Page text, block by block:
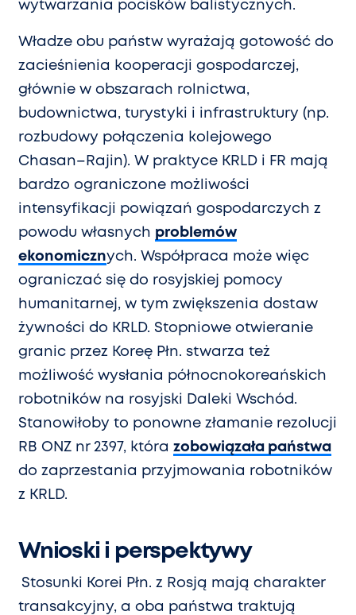
wytwarzania pocisków balistycznych.
Władze obu państw wyrażają gotowość do
zacieśnienia kooperacji gospodarczej,
głównie w obszarach rolnictwa,
budownictwa, turystyki i infrastruktury (np.
rozbudowy połączenia kolejowego
Chasan–Rajin). W praktyce KRLD i FR mają
bardzo ograniczone możliwości
intensyfikacji powiązań gospodarczych z
powodu własnych problemów
ekonomicznych. Współpraca może więc
ograniczać się do rosyjskiej pomocy
humanitarnej, w tym zwiększenia dostaw
żywności do KRLD. Stopniowe otwieranie
granic przez Koreę Płn. stwarza też
możliwość wysłania północnokoreańskich
robotników na rosyjski Daleki Wschód.
Stanowiłoby to ponowne złamanie rezolucji
RB ONZ nr 2397, która zobowiązała państwa
do zaprzestania przyjmowania robotników
z KRLD.
Wnioski i perspektywy
Stosunki Korei Płn. z Rosją mają charakter
transakcyjny, a oba państwa traktują